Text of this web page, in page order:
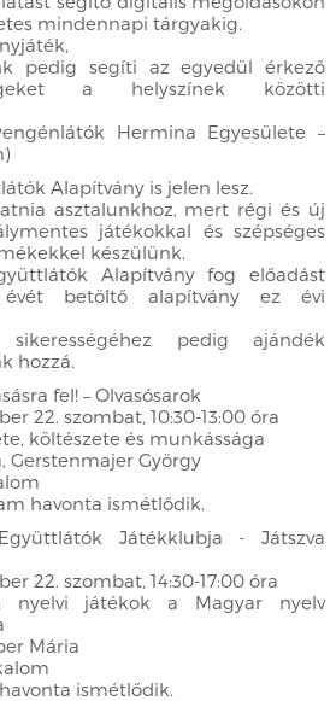
mindennapi tárgyakig.
pedig segíti az egyedül érkező
a helyszínek közötti
Hermina Egyesülete –
Alapítvány is jelen lesz.
asztalunkhoz, mert régi és új
játékokkal és szépséges
készülünk.
Alapítvány fog előadást
betöltő alapítvány ez évi
pedig ajándék
hozzá.
fel! – Olvasósarok
22. szombat, 10:30-13:00 óra
költészete és munkássága
Gerstenmajer György
havonta ismétlődik.
Játékklubja - Játszva
22. szombat, 14:30-17:00 óra
nyelvi játékok a Magyar nyelv
Mária
ismétlődik.